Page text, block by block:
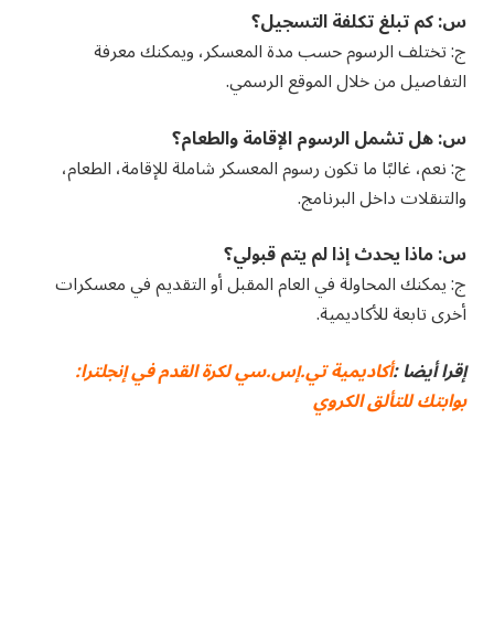
س: كم تبلغ تكلفة التسجيل؟
ج: تختلف الرسوم حسب مدة المعسكر، ويمكنك معرفة
التفاصيل من خلال الموقع الرسمي.
س: هل تشمل الرسوم الإقامة والطعام؟
ج: نعم، غالبًا ما تكون رسوم المعسكر شاملة للإقامة، الطعام،
والتنقلات داخل البرنامج.
س: ماذا يحدث إذا لم يتم قبولي؟
ج: يمكنك المحاولة في العام المقبل أو التقديم في معسكرات
أخرى تابعة للأكاديمية.
إقرا أيضا :أكاديمية تي.إس.سي لكرة القدم في إنجلترا:
بوابتك للتألق الكروي